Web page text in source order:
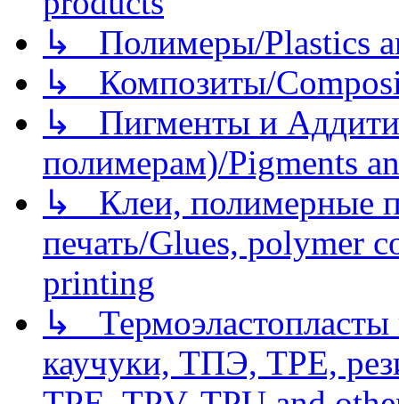
↳ Полимеры/Plastics
↳ Композиты/
↳ Пигменты и
полимерам)/Pigments
↳ Клеи, полимерные
печать/Glues, polymer
printing
↳
каучуки, ТПЭ, TPE,